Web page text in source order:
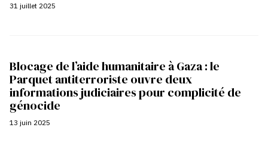
31 juillet 2025
Blocage de l’aide humanitaire à Gaza : le
Parquet antiterroriste ouvre deux
informations judiciaires pour complicité de
génocide
13 juin 2025